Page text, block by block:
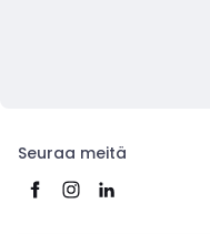
Seuraa meitä